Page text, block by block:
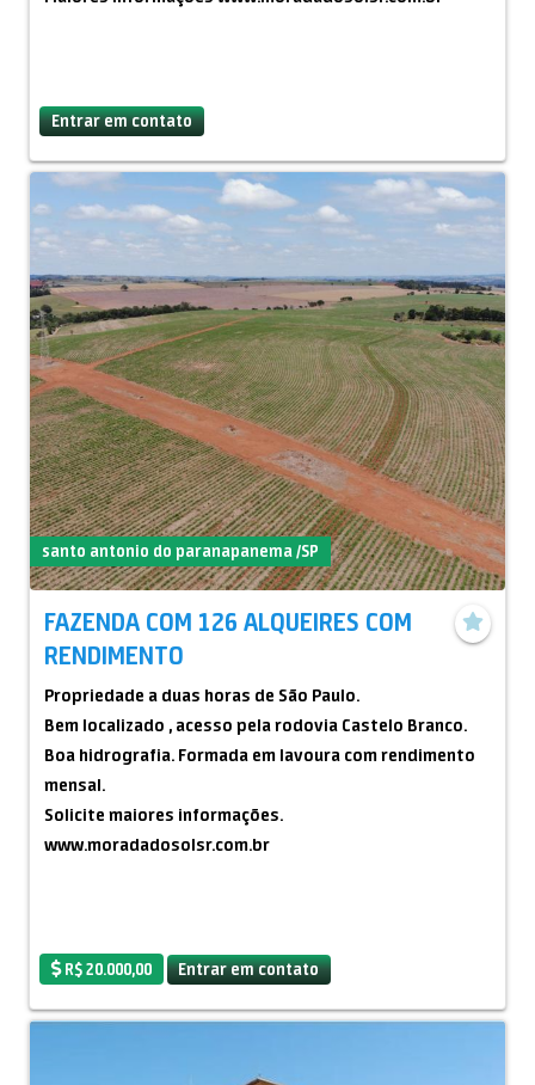
diretamente pelo nosso parceiro na região, sendo que,
demais informações, serão fornecidas diretamente ao
real interessado. No ato das consultas, as condições e
informações, serão confirmadas e poderão ser
alteradas, mudadas ou canceladas, a qualquer
momento.
DISPENSAMOS CURIOSOS!
Entrar em contato
santo antonio do paranapanema /SP
FAZENDA COM 126 ALQUEIRES COM
RENDIMENTO
Propriedade a duas horas de São Paulo.
Bem localizado , acesso pela rodovia Castelo Branco.
Boa hidrografia. Formada em lavoura com rendimento
mensal.
Solicite maiores informações.
www.moradadosolsr.com.br
R$ 20.000,00 Entrar em contato